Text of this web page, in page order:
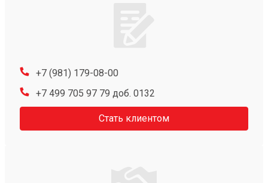
+7 (981) 179-08-00
+7 499 705 97 79 доб. 0132
Стать клиентом